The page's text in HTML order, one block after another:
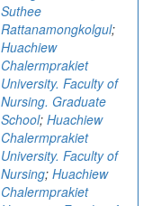
Suthee
Rattanamongkolgul;
Huachiew
Chalermprakiet
University. Faculty of
Nursing. Graduate
School; Huachiew
Chalermprakiet
University. Faculty of
Nursing; Huachiew
Chalermprakiet